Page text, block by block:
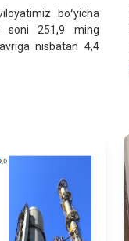
boʻyicha
soni 251,9 ming
nisbatan 4,4